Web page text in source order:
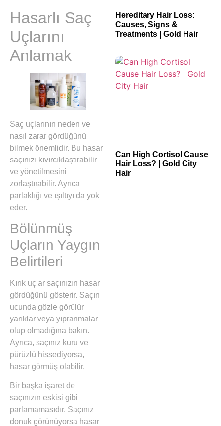
Hasarlı Saç
Uçlarını
Anlamak
Saç uçlarının neden ve
nasıl zarar gördüğünü
bilmek önemlidir. Bu hasar
saçınızı kıvırcıklaştırabilir
ve yönetilmesini
zorlaştırabilir. Ayrıca
parlaklığı ve ışıltıyı da yok
eder.
Bölünmüş
Uçların Yaygın
Belirtileri
Kırık uçlar saçınızın hasar
gördüğünü gösterir. Saçın
ucunda gözle görülür
yarıklar veya yıpranmalar
olup olmadığına bakın.
Ayrıca, saçınız kuru ve
pürüzlü hissediyorsa,
hasar görmüş olabilir.
Bir başka işaret de
saçınızın eskisi gibi
parlamamasıdır. Saçınız
donuk görünüyorsa hasar
Hereditary Hair Loss:
Causes, Signs &
Treatments | Gold Hair
Can High Cortisol Cause
Hair Loss? | Gold City
Hair